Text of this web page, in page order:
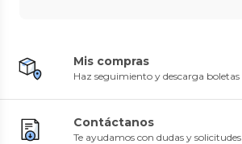
Mis compras
Haz seguimiento y descarga boletas
Contáctanos
Te ayudamos con dudas y solicitudes